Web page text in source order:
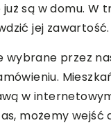
są w domu.
jej zawartość.
wybrane przez
w
możemy